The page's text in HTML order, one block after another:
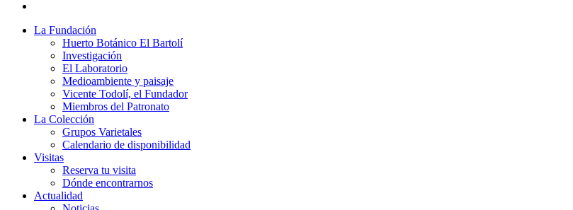
La Fundación
Huerto Botánico El Bartolí
Investigación
El Laboratorio
Medioambiente y paisaje
Vicente Todolí, el Fundador
Miembros del Patronato
La Colección
Grupos Varietales
Calendario de disponibilidad
Visitas
Reserva tu visita
Dónde encontrarnos
Actualidad